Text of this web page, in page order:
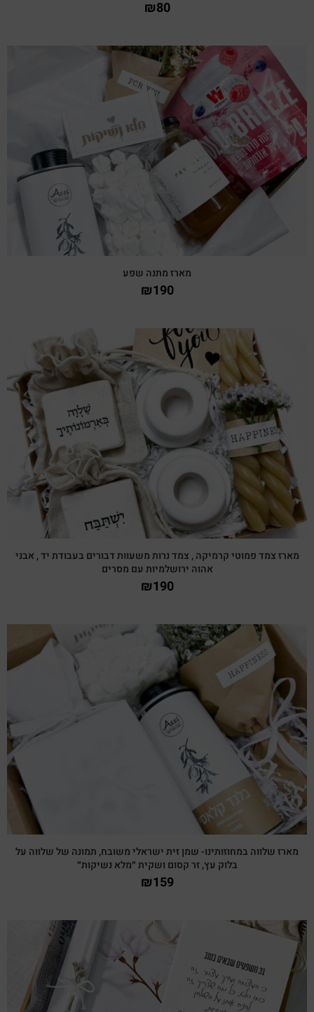
₪80
צפייה מהירה
מארז מתנה שפע
₪190
צפייה מהירה
מארז צמד פמוטי קרמיקה , צמד נרות משעוות דבורים בעבודת יד , אבני
אהוה ירושלמיות עם מסרים
₪190
צפייה מהירה
מארז שלווה במחוזותינו- שמן זית ישראלי משובח, תמונה של שלווה על
בלוק עץ, זר קסום ושקית ״מלא נשיקות״
₪159
צפייה מהירה